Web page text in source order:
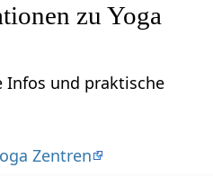
zu Yoga
Infos und praktische
Zentren